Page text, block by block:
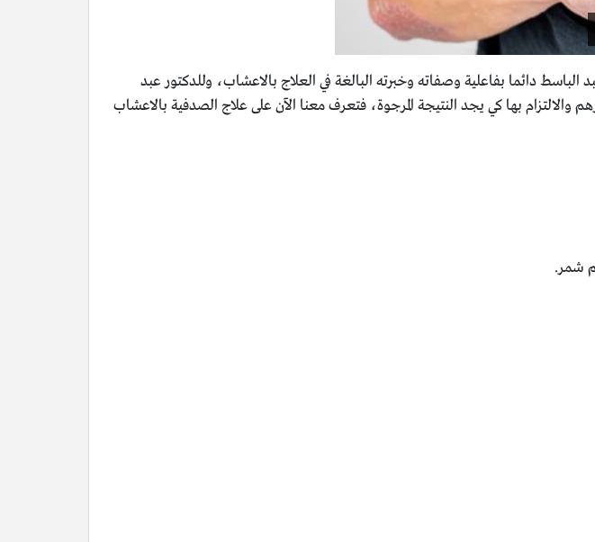
الباسط دائما بفاعلية وصفاته وخبرته البالغة في العلاج بالاعشاب، وللدكتور عبد
بها كي يجد النتيجة المرجوة، فتعرف معنا الآن على علاج الصدفية بالاعشاب